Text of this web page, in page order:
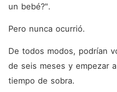
un bebé?".
Pero nunca ocurrió.
De todos modos, podrían
de seis meses y empezar
tiempo de sobra.